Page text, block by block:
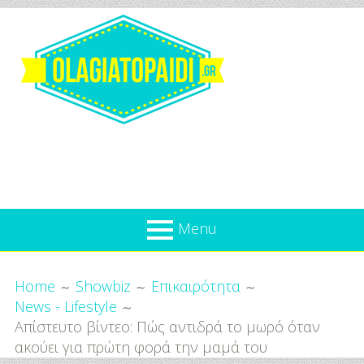
content
Menu
Για
το
Παιδί
Επικαιρότητα
Προσφορές
Home Showbiz
Επικαιρότητα
News - Lifestyle
Απίστευτο βίντεο: Πώς αντιδρά το μωρό όταν
ακούει για πρώτη φορά την μαμά του